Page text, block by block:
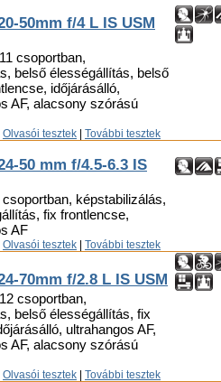
50mm f/4 L IS USM
csoportban,
belső élességállítás, belső
időjárásálló,
AF, alacsony szórású
Olvasói tesztek További tesztek
50 mm f/4.5-6.3 IS
képstabilizálás,
fix frontlencse,
AF
Olvasói tesztek További tesztek
70mm f/2.8 L IS USM
csoportban,
belső élességállítás, fix
ultrahangos AF,
AF, alacsony szórású
Olvasói tesztek További tesztek